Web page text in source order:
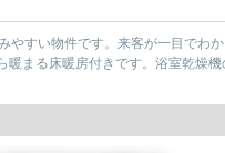
やすい物件です。来客が一目でわ
暖まる床暖房付きです。浴室乾燥機